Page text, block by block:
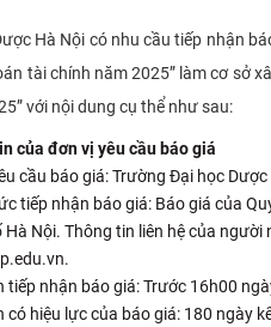
Hà Nội có nhu cầu tiếp nhận
tài chính năm 2025” làm cơ sở
với nội dung cụ thể như sau:
của đơn vị yêu cầu báo giá
cầu báo giá: Trường Đại học
tiếp nhận báo giá: Báo giá của
Hà Nội. Thông tin liên hệ của
tiếp nhận báo giá: Trước 16h00
có hiệu lực của báo giá: 180 ngày